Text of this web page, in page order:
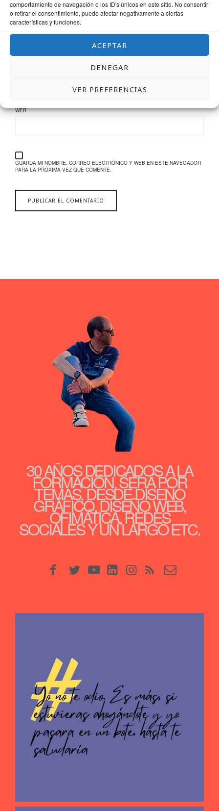
comportamiento de navegación o los ID's únicos en este sitio. No consentir
o retirar el consentimiento, puede afectar negativamente a ciertas
características y funciones.
ACEPTAR
DENEGAR
VER PREFERENCIAS
NOMBRE*
WEB
GUARDA MI NOMBRE, CORREO ELECTRÓNICO Y WEB EN ESTE NAVEGADOR
PARA LA PRÓXIMA VEZ QUE COMENTE.
30 AÑOS DEDICADOS A LA
FORMACIÓN, SERÁ POR
TEMAS, DESDE DISEÑO
GRÁFICO, DISEÑO WEB,
OFIMÁTICA, REDES
SOCIALES Y UN LARGO ETC.